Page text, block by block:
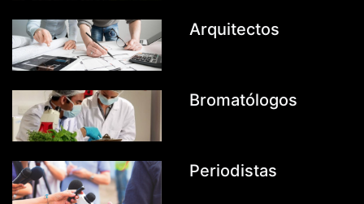
Arquitectos
Bromatólogos
Periodistas